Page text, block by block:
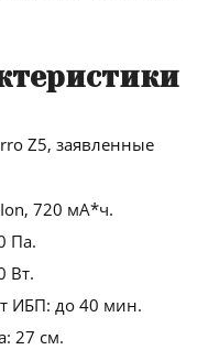
Z5, заявленные
720 мА*ч.
Па.
Вт.
ИБП: до 40 мин.
27 см.